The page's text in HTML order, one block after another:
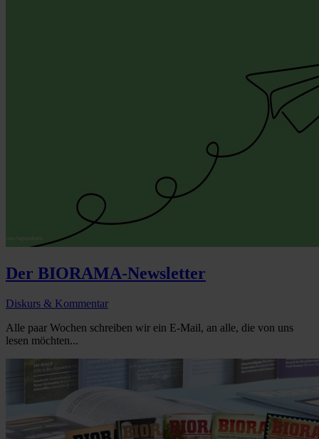
Der BIORAMA-Newsletter
Diskurs & Kommentar
Alle paar Wochen schreiben wir ein E-Mail, an alle, die von uns
lesen möchten...